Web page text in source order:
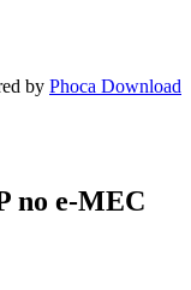
by Phoca Download
no e-MEC